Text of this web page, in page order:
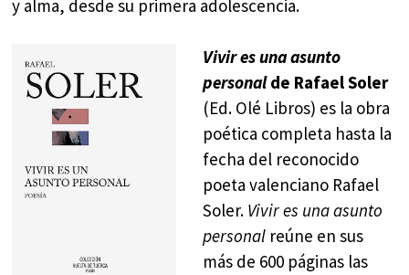
y alma, desde su primera adolescencia.
Vivir es una asunto
personalde Rafael Soler
(Ed. Olé Libros) es la obra
poética completa hasta la
fecha del reconocido
poeta valenciano Rafael
Soler. Vivir es una asunto
personalreúne en sus
más de 600 páginas las